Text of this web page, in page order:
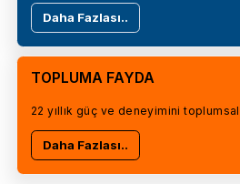
Daha Fazlası..
TOPLUMA FAYDA
22 yıllık güç ve deneyimini
Daha Fazlası..